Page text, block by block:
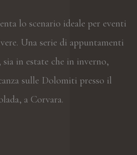
lo scenario ideale per eventi
Una serie di appuntamenti
in estate che in inverno,
sulle Dolomiti presso il
a Corvara.